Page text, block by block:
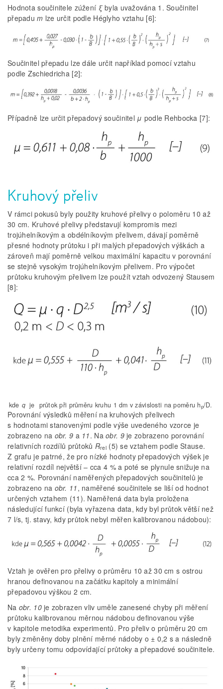
Hodnota součinitele zúžení ξbyla uvažována 1. Součinitel
přepadum lze určit podle Héglyho vztahu [6]:
Součinitel přepadu lze dále určit například pomocí vztahu
podle Zschiedricha [2]:
Případně lze určit přepadový součinitel μ podle Rehbocka [7]:
Kruhový přeliv
V rámci pokusů byly použity kruhové přelivy o poloměru 10 až
30 cm. Kruhové přelivy představují kompromis mezi
trojúhelníkovým a obdélníkovým přelivem, dávají poměrně
přesné hodnoty průtoku i při malých přepadových výškách a
zároveň mají poměrně velkou maximální kapacitu v porovnání
se stejně vysokým trojúhelníkovým přelivem. Pro výpočet
průtoku kruhovým přelivem lze použít vztah odvozený Stausem
[8]:
kde q je průtok při průměru kruhu 1 dm v závislosti na poměru hp/D.
Porovnání výsledků měření na kruhových přelivech
s hodnotami stanovenými podle výše uvedeného vzorce je
zobrazeno na obr. 9 a 11. Naobr. 9je zobrazeno porovnání
relativních rozdílů průtoků Rrel(5) se vztahem podle Stause.
Z grafu je patrné, že pro nízké hodnoty přepadových výšek je
relativní rozdíl největší – cca 4 % a poté se plynule snižuje na
cca 2 %. Porovnání naměřených přepadových součinitelů je
zobrazeno na obr. 11, naměřené součinitele se liší od hodnot
určených vztahem (11). Naměřená data byla proložena
následující funkcí (byla vyřazena data, kdy byl průtok větší než
7 l/s, tj. stavy, kdy průtok nebyl měřen kalibrovanou nádobou):
Vztah je ověřen pro přelivy o průměru 10 až 30 cm s ostrou
hranou definovanou na začátku kapitoly a minimální
přepadovou výškou 2 cm.
Na obr. 10je zobrazen vliv uměle zanesené chyby při měření
průtoku kalibrovanou měrnou nádobou definovanou výše
v kapitole metodika experimentů. Pro přeliv o průměru 20 cm
byly změněny doby plnění měrné nádoby o ± 0,2 s a následně
byly určeny tomu odpovídající průtoky a přepadové součinitele.